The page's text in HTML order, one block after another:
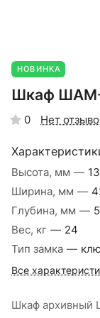
НОВИНКА
Шкаф
0 Нет
Высота, мм —
Ширина, мм —
Глубина, мм —
Вес, кг — 24
Тип замка —
Все
Шкаф архивный